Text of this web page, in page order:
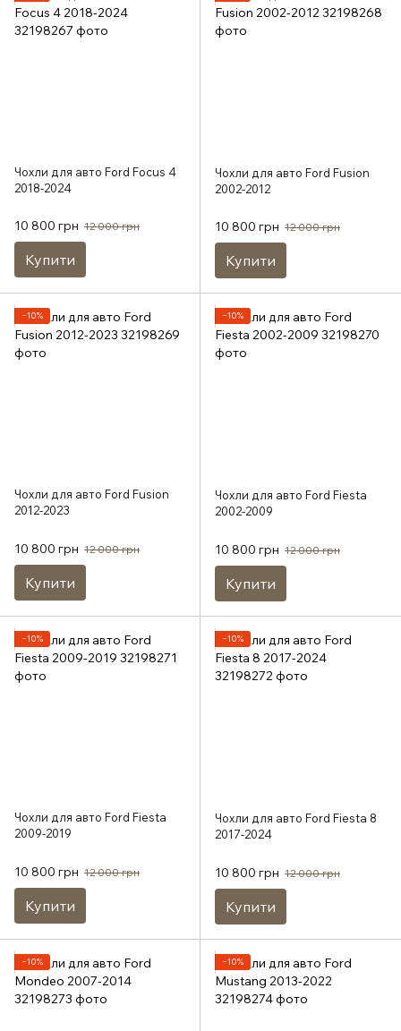
Чохли для авто Ford Focus 4
2018-2024
10 800 грн 12 000 грн
Купити
Чохли для авто Ford Fusion
2002-2012
10 800 грн 12 000 грн
Купити
−10%
Чохли для авто Ford Fusion
2012-2023
10 800 грн 12 000 грн
Купити
−10%
Чохли для авто Ford Fiesta
2002-2009
10 800 грн 12 000 грн
Купити
−10%
Чохли для авто Ford Fiesta
2009-2019
10 800 грн 12 000 грн
Купити
−10%
Чохли для авто Ford Fiesta 8
2017-2024
10 800 грн 12 000 грн
Купити
−10% −10%